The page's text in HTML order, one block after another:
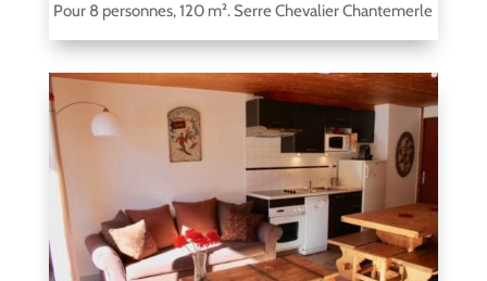
Pour 8 personnes, 120 m². Serre Chevalier Chantemerle